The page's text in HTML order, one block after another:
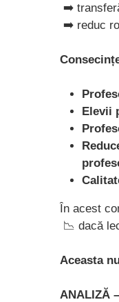
➡️
➡️ reduc
Elevii
În acest
📉 dacă
Aceasta
ANALIZĂ